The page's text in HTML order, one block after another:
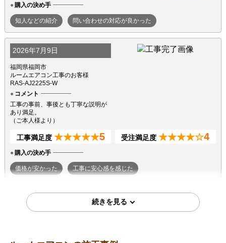
購入の決め手
知人などの紹介 問い合わせの対応が良かった
2026年7月9日
福岡県福岡市
ルームエアコン工事のお客様
RAS-AJ2225S-W
コメント
工事の事前、事後とも丁寧な説明が
あり満足。
（ご本人様より）
工事満足度 ★★★★★5 受注満足度 ★★★★☆4
購入の決め手
価格が安かった 工事に安心感を感じた
2026年7月7日
コメント